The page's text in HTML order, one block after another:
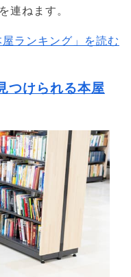
連ねます。
屋ランキング」を読む
つけられる本屋